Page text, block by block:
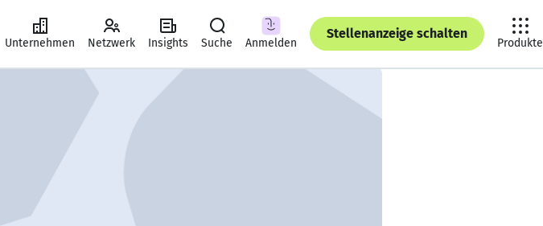
Unternehmen Netzwerk Insights Suche Anmelden
Stellenanzeige schalten
Produkte